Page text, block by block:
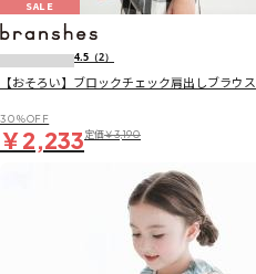
SALE
4.5 （2）
【おそろい】ブロックチェック肩出しブラウス
30％OFF
￥2,233定価￥3,190